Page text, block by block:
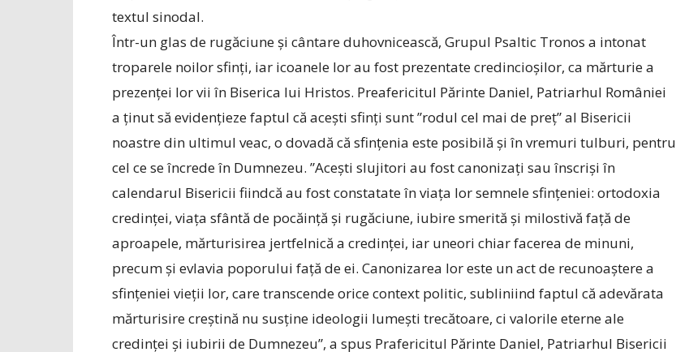
textul sinodal.
Într-un glas de rugăciune și cântare duhovnicească, Grupul Psaltic Tronos a intonat
troparele noilor sfinți, iar icoanele lor au fost prezentate credincioșilor, ca mărturie a
prezenței lor vii în Biserica lui Hristos. Preafericitul Părinte Daniel, Patriarhul României
a ținut să evidențieze faptul că acești sfinți sunt ”rodul cel mai de preț” al Bisericii
noastre din ultimul veac, o dovadă că sfințenia este posibilă și în vremuri tulburi, pentru
cel ce se încrede în Dumnezeu. ”Acești slujitori au fost canonizați sau înscriși în
calendarul Bisericii fiindcă au fost constatate în viața lor semnele sfințeniei: ortodoxia
credinței, viața sfântă de pocăință și rugăciune, iubire smerită și milostivă față de
aproapele, mărturisirea jertfelnică a credinței, iar uneori chiar facerea de minuni,
precum și evlavia poporului față de ei. Canonizarea lor este un act de recunoaștere a
sfințeniei vieții lor, care transcende orice context politic, subliniind faptul că adevărata
mărturisire creștină nu susține ideologii lumești trecătoare, ci valorile eterne ale
credinței și iubirii de Dumnezeu”, a spus Prafericitul Părinte Daniel, Patriarhul Bisericii